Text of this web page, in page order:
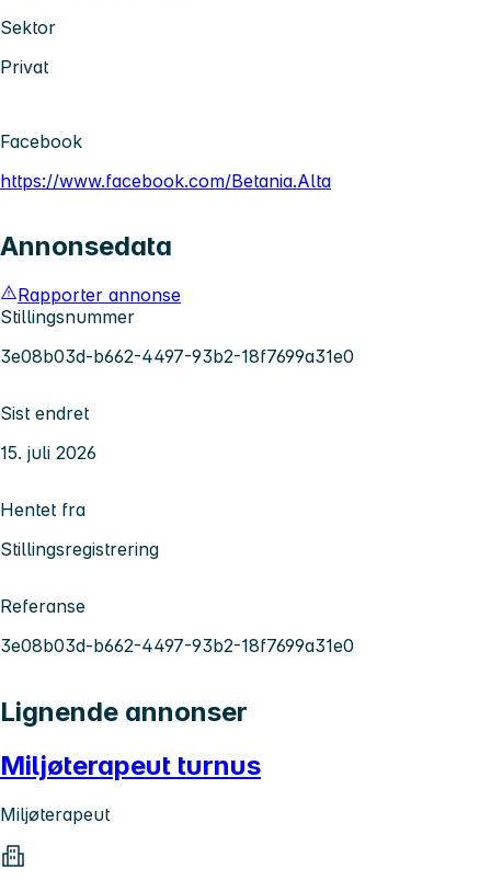
Sektor
Privat
Facebook
https://www.facebook.com/Betania.Alta
Annonsedata
Rapporter annonse
Stillingsnummer
3e08b03d-b662-4497-93b2-18f7699a31e0
Sist endret
15. juli 2026
Hentet fra
Stillingsregistrering
Referanse
3e08b03d-b662-4497-93b2-18f7699a31e0
Lignende annonser
Miljøterapeut turnus
Miljøterapeut